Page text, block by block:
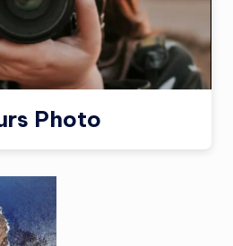
Photo